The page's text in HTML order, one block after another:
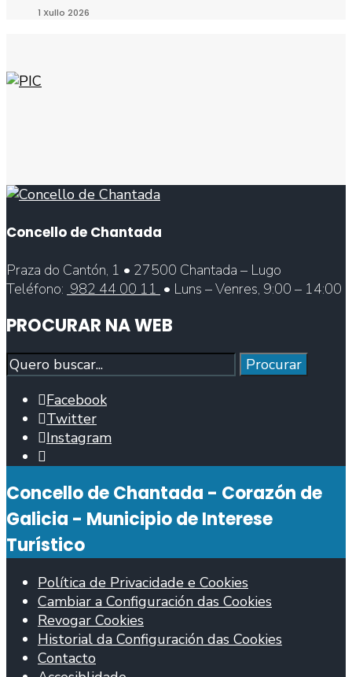
1 Xullo 2026
Concello de Chantada
Praza do Cantón, 1 • 27500 Chantada – Lugo
Teléfono: 982 44 00 11 • Luns – Venres, 9:00 – 14:00
PROCURAR NA WEB
Procurar
Procurar
Facebook
Twitter
Instagram
de
busca
Concello de Chantada - Corazón de
Galicia - Municipio de Interese
Turístico
Política de Privacidade e Cookies
Cambiar a Configuración das Cookies
Revogar Cookies
Historial da Configuración das Cookies
Contacto